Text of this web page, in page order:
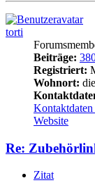
torti
Beiträge:
Registriert:
Wohnort:
Website
Re:
Zitat